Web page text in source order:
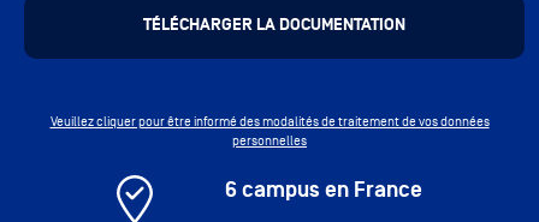
Veuillez cliquer pour être informé des modalités de traitement de vos données
personnelles
6 campus en France